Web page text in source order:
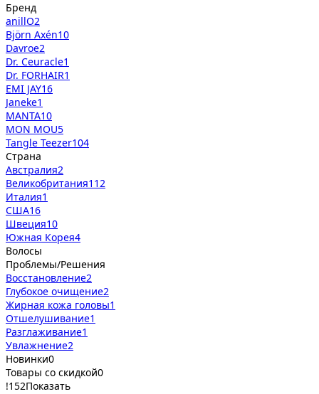
Бренд
anillO2
Björn Axén10
Davroe2
Dr. Ceuracle1
Dr. FORHAIR1
EMI JAY16
Janeke1
MANTA10
MON MOU5
Tangle Teezer104
Страна
Австралия2
Великобритания112
Италия1
США16
Швеция10
Южная Корея4
Волосы
Проблемы/Решения
Восстановление2
Глубокое очищение2
Жирная кожа головы1
Отшелушивание1
Разглаживание1
Увлажнение2
Новинки0
Товары со скидкой0
!152Показать